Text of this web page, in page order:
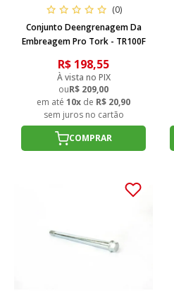
(0)
Conjunto Deengrenagem Da
Embreagem Pro Tork - TR100F
R$ 198,55
À vista no PIX
ouR$ 209,00
em até10x de R$ 20,90
sem juros no cartão
COMPRAR